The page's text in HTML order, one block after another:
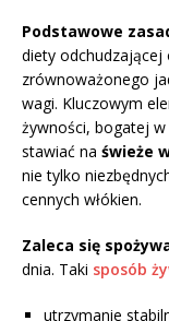
Podstawowe
diety odchudzającej
zrównoważonego
wagi. Kluczowym
żywności, bogatej
stawiać na świeże
nie tylko
cennych włókien.
Zaleca się
dnia. Taki sposób
utrzymanie